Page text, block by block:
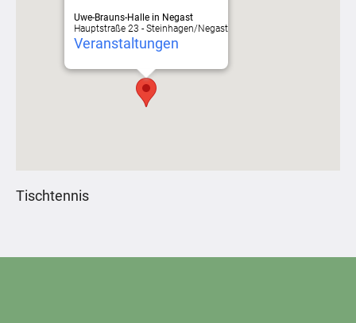
Uwe-Brauns-Halle in Negast
Hauptstraße 23 - Steinhagen/Negast
Veranstaltungen
Tischtennis